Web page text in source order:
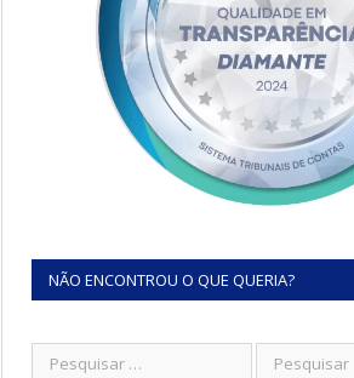
NÃO ENCONTROU O QUE QUERIA?